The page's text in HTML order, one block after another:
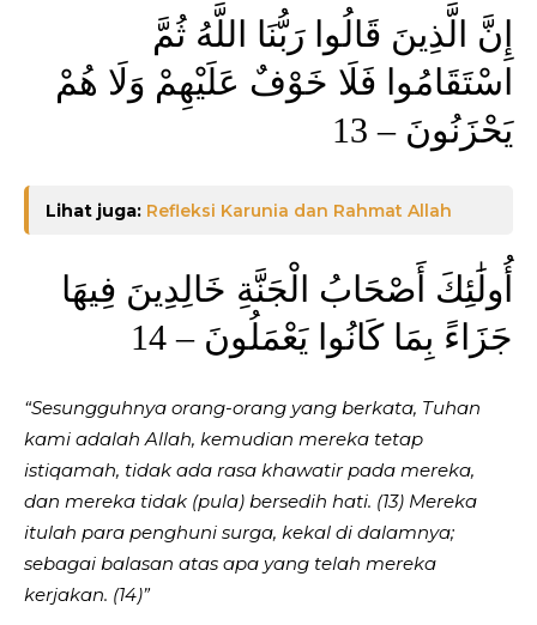
إِنَّ الَّذِينَ قَالُوا رَبُّنَا اللَّهُ ثُمَّ
اسْتَقَامُوا فَلَا خَوْفٌ عَلَيْهِمْ وَلَا هُمْ
يَحْزَنُونَ – 13
Lihat juga: Refleksi Karunia dan Rahmat Allah
أُولَٰئِكَ أَصْحَابُ الْجَنَّةِ خَالِدِينَ فِيهَا
جَزَاءً بِمَا كَانُوا يَعْمَلُونَ – 14
“Sesungguhnya orang-orang yang berkata, Tuhan
kami adalah Allah, kemudian mereka tetap
istiqamah, tidak ada rasa khawatir pada mereka,
dan mereka tidak (pula) bersedih hati. (13) Mereka
itulah para penghuni surga, kekal di dalamnya;
sebagai balasan atas apa yang telah mereka
kerjakan. (14)”